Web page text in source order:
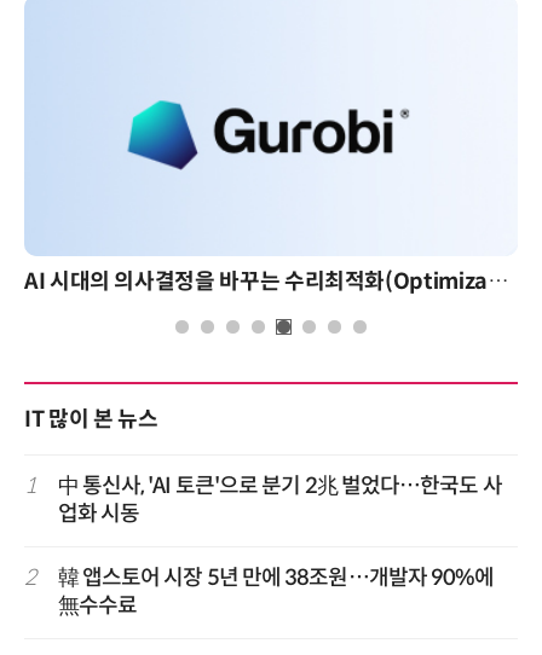
AI 시대의 의사결정을 바꾸는 수리최적화(Optimization): 실제 산업 적용 사례와 활용 전략
IT 많이 본 뉴스
1
中 통신사, 'AI 토큰'으로 분기 2兆 벌었다…한국도 사
업화 시동
2
韓 앱스토어 시장 5년 만에 38조원…개발자 90%에
無수수료